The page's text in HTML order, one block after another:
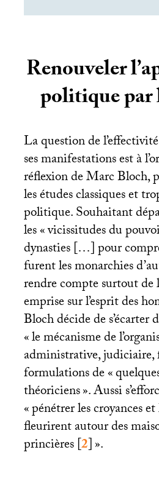
Renouveler
politique par
La question de
ses manifestations est à
réflexion de Marc Bloch,
les études classiques et
politique. Souhaitant
les «vicissitudes du
dynasties […] pour
furent les monarchies
rendre compte surtout de
emprise sur l’esprit des
Bloch décide de s’écarter
«le mécanisme de
administrative, judiciaire,
formulations de «
théoriciens». Aussi
«pénétrer les croyances
fleurirent autour des
princières[2]».